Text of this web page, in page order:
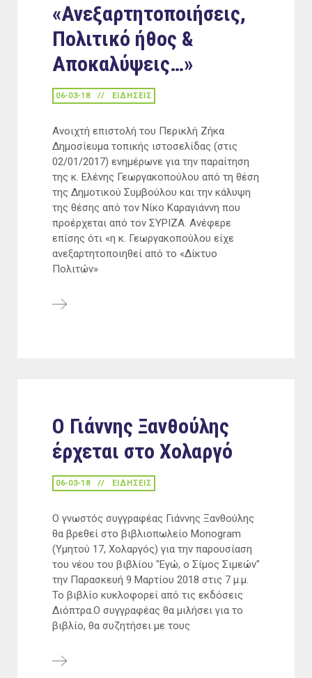
«Ανεξαρτητοποιήσεις,
Πολιτικό ήθος &
Αποκαλύψεις…»
06-03-18 ΕΙΔΉΣΕΙΣ
Ανοιχτή επιστολή του Περικλή Ζήκα
Δημοσίευμα τοπικής ιστοσελίδας (στις
02/01/2017) ενημέρωνε για την παραίτηση
της κ. Ελένης Γεωργακοπούλου από τη θέση
της Δημοτικού Συμβούλου και την κάλυψη
της θέσης από τον Νίκο Καραγιάννη που
προέρχεται από τον ΣΥΡΙΖΑ. Ανέφερε
επίσης ότι «η κ. Γεωργακοπούλου είχε
ανεξαρτητοποιηθεί από το «Δίκτυο
Πολιτών»
Ο Γιάννης Ξανθούλης
έρχεται στο Χολαργό
06-03-18 ΕΙΔΉΣΕΙΣ
Ο γνωστός συγγραφέας Γιάννης Ξανθούλης
θα βρεθεί στο βιβλιοπωλείο Monogram
(Υμητού 17, Χολαργός) για την παρουσίαση
του νέου του βιβλίου "Εγώ, ο Σίμος Σιμεών"
την Παρασκευή 9 Μαρτίου 2018 στις 7 μ.μ.
Το βιβλίο κυκλοφορεί από τις εκδόσεις
Διόπτρα.Ο συγγραφέας θα μιλήσει για το
βιβλίο, θα συζητήσει με τους